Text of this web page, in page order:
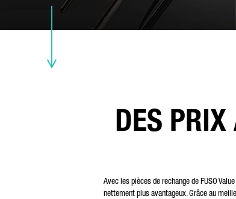
DES PRIX
Avec les pièces de rechange de FUSO
nettement plus avantageux. Grâce au